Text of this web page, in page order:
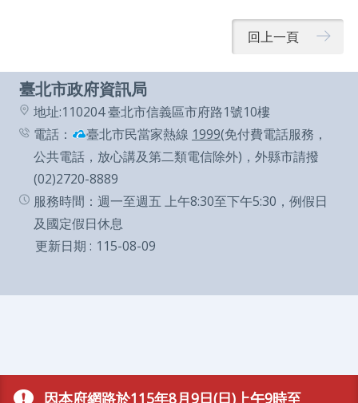
因本府網路於115年8月9日(日)上午9時至
回上一頁
臺北市政府資訊局
地址:110204 臺北市信義區市府路1號10樓
電話：
臺北市民當家熱線 1999(免付費電話服務，
公共電話，放心講及第二類電信除外)，外縣市請撥
(02)2720-8889
服務時間：週一至週五 上午8:30至下午5:30，例假日
及國定假日休息
更新日期
115-08-09